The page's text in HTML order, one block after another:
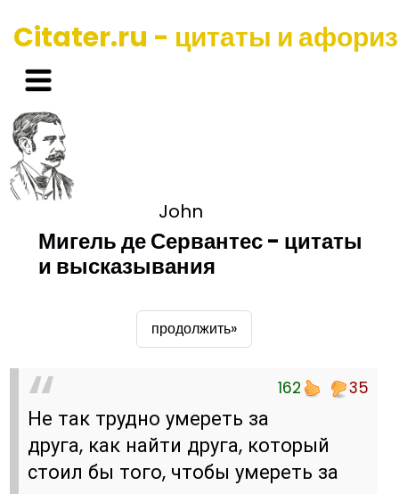
Citater.ru - цитаты и
John
Мигель де Сервантес - цитаты
и высказывания
продолжить»
162 35
Не так трудно умереть за
друга, как найти друга, который
стоил бы того, чтобы умереть за